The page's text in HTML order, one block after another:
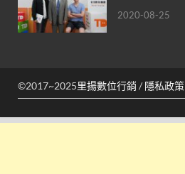
2020-08-25
©2017~2025里揚數位行銷 / 隱私政策